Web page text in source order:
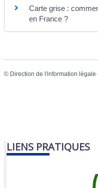
Carte grise :
en France ?
© Direction de l'information légale
LIENS PRATIQUES